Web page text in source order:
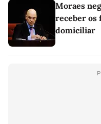
Moraes
receber os
domiciliar